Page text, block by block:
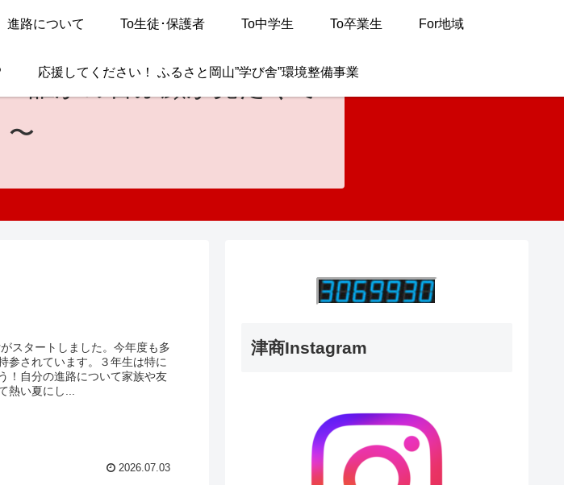
進路について To生徒･保護者 To中学生 To卒業生 For地域
応援してください！ ふるさと岡山”学び舎”環境整備事業
〜 誰かの喜ぶ顔が見たくて
〜
スタートしました。今年度も多
参されています。３年生は特に
！自分の進路について家族や友
熱い夏にし...
2026.07.03
津商Instagram